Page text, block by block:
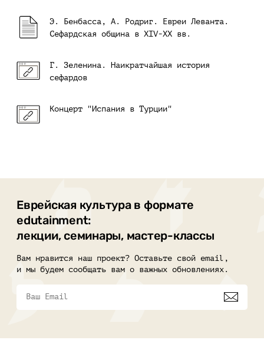
Э. Бенбасса, А. Родриг. Евреи Леванта.
Сефардская община в XIV-XX вв.
Г. Зеленина. Наикратчайшая история
сефардов
Концерт "Испания в Турции"
Еврейская культура в формате
edutainment:
лекции, семинары, мастер-классы
Вам нравится наш проект? Оставьте свой email,
и мы будем сообщать вам о важных обновлениях.